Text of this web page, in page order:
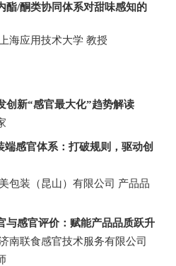
酯/酮类协同体系对甜味感知的
海应用技术大学 教授
创新“感官最大化”趋势解读
端感官体系：打破规则，驱动创
包装（昆山）有限公司 产品品
与感官评价：赋能产品品质跃升
南联食感官技术服务有限公司